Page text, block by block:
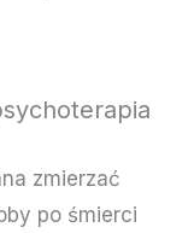
zmierzać
po śmierci